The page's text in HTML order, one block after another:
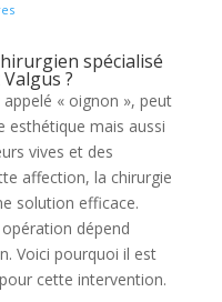
spécialisé
?
« oignon », peut
esthétique mais aussi
vives et des
affection, la chirurgie
solution efficace.
dépend
Voici pourquoi il est
cette intervention.